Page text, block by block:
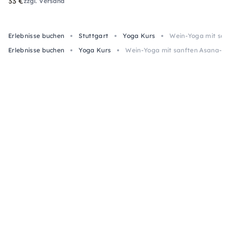
Erlebnisse buchen Stuttgart Yoga Kurs
Wein-Yoga mit
Erlebnisse buchen
Yoga Kurs Wein-Yoga mit sanften Asana-